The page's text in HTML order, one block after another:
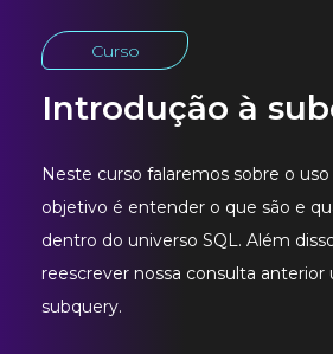
Curso
Introdução à
Neste curso falaremos sobre o
objetivo é entender o que são e
dentro do universo SQL. Além
reescrever nossa consulta anterior
subquery.